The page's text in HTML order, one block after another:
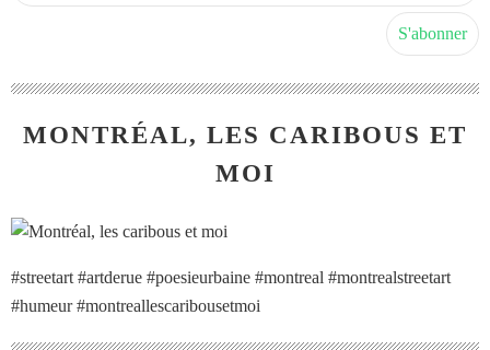
MONTRÉAL, LES CARIBOUS ET
MOI
#streetart #artderue #poesieurbaine #montreal #montrealstreetart
#humeur #montreallescaribousetmoi